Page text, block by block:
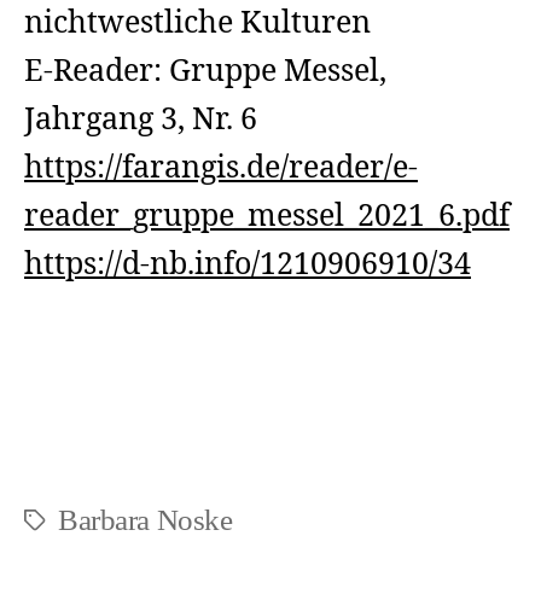
nichtwestliche Kulturen
E-Reader: Gruppe Messel,
Jahrgang 3, Nr. 6
https://farangis.de/reader/e-
reader_gruppe_messel_2021_6.pdf
https://d-nb.info/1210906910/34
Schlagwörter
Barbara Noske